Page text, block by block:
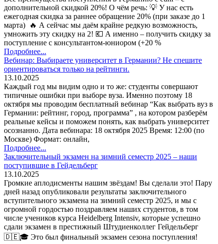
дополнительной скидкой 20%! О чём речь: 💡 У нас есть
ежегодная скидка за раннее обращение 20% (при заказе до 1
марта) 🔥 А сейчас мы даём крайне редкую возможность,
умножить эту скидку на 2! 💶 А именно – получить скидку за
поступление с консультантом-юниором (+20 %
Подробнее...
Вебинар: Выбираете университет в Германии? Не спешите
ориентироваться только на рейтинги.
13.10.2025
Каждый год мы видим одно и то же: студенты совершают
типичные ошибки при выборе вуза. Именно поэтому 18
октября мы проводим бесплатный вебинар “Как выбрать вуз в
Германии: рейтинг, город, программа” , на котором разберём
реальные кейсы и поможем понять, как выбрать университет
осознанно. Дата вебинара: 18 октября 2025 Время: 12:00 (по
Москве) Формат: онлайн,
Подробнее...
Заключительный экзамен на зимний семестр 2025 – наши
поступившие в Гейдельберг
13.10.2025
Громкие аплодисменты нашим звёздам! Вы сделали это! Пару
дней назад опубликовали результаты заключительного
вступительного экзамена на зимний семестр 2025, и мы с
огромной гордостью поздравляем наших студентов, в том
числе учеников курса Heidelberg Intensiv, которые успешно
сдали экзамен в престижный Штудиенколлег Гейдельберг
🇩🇪🎓 Это был финальный экзамен сезона поступления!